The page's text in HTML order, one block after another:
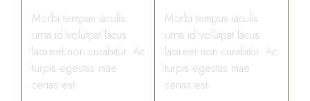
Morbi tempus iaculis
urna id volutpat lacus
laoreet non curabitur. Ac
turpis egestas mae
cenas est
Morbi tempus iaculis
urna id volutpat lacus
laoreet non curabitur. Ac
turpis egestas mae
cenas est